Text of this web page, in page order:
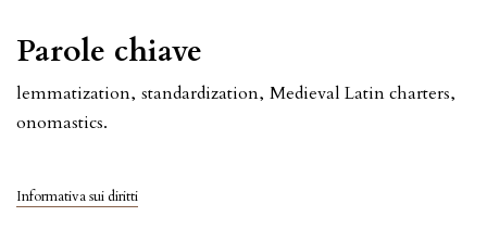
Parole chiave
lemmatization, standardization, Medieval Latin charters,
onomastics.
Informativa sui diritti